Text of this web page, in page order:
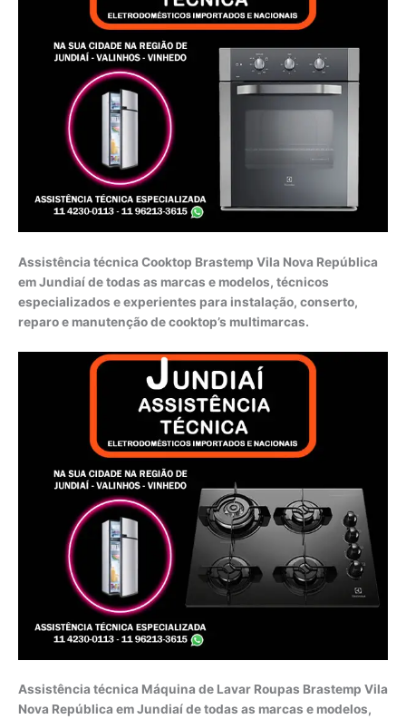
Assistência técnica Cooktop Brastemp Vila Nova República
em Jundiaí de todas as marcas e modelos, técnicos
especializados e experientes para instalação, conserto,
reparo e manutenção de cooktop’s multimarcas.
Assistência técnica Máquina de Lavar Roupas Brastemp Vila
Nova República em Jundiaí de todas as marcas e modelos,